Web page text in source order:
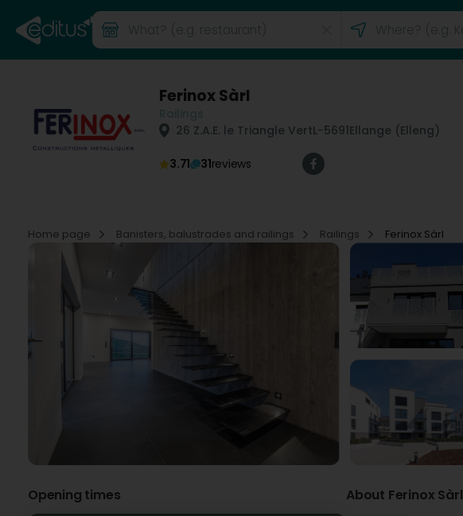
Ferinox Sàrl
26 Z.A.E. le Triangle VertL-5691Ellange (Elleng)
3.71 31reviews
Home page
Banisters, balustrades and railings Railings Ferinox Sàrl
Opening times About Ferinox Sàrl